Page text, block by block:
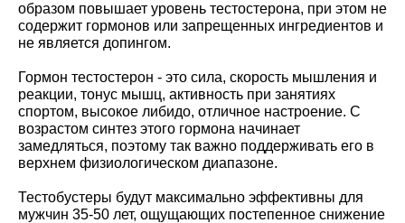
образом повышает уровень тестостерона, при этом не
содержит гормонов или запрещенных ингредиентов и
не является допингом.
Гормон тестостерон - это сила, скорость мышления и
реакции, тонус мышц, активность при занятиях
спортом, высокое либидо, отличное настроение. С
возрастом синтез этого гормона начинает
замедляться, поэтому так важно поддерживать его в
верхнем физиологическом диапазоне.
Тестобустеры будут максимально эффективны для
мужчин 35-50 лет, ощущающих постепенное снижение